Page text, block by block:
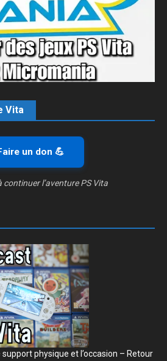
Vita
un don 💪
continuer l’aventure PS Vita
support physique et l’occasion – Retour